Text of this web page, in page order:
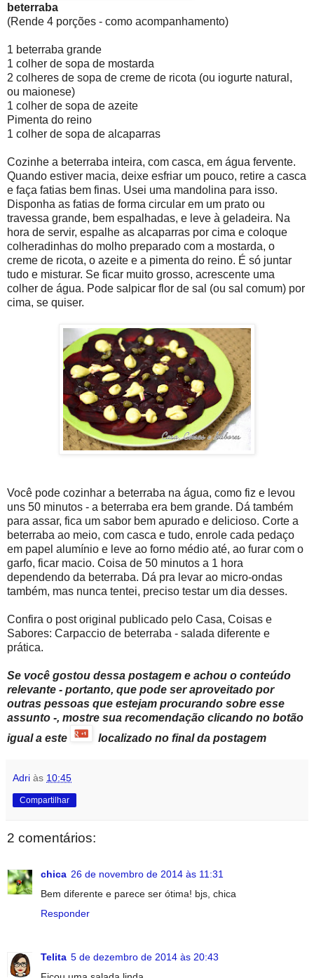
beterraba
(Rende 4 porções - como acompanhamento)
1 beterraba grande
1 colher de sopa de mostarda
2 colheres de sopa de creme de ricota (ou iogurte natural,
ou maionese)
1 colher de sopa de azeite
Pimenta do reino
1 colher de sopa de alcaparras
Cozinhe a beterraba inteira, com casca, em água fervente.
Quando estiver macia, deixe esfriar um pouco, retire a casca
e faça fatias bem finas. Usei uma mandolina para isso.
Disponha as fatias de forma circular em um prato ou
travessa grande, bem espalhadas, e leve à geladeira. Na
hora de servir, espalhe as alcaparras por cima e coloque
colheradinhas do molho preparado com a mostarda, o
creme de ricota, o azeite e a pimenta do reino. É só juntar
tudo e misturar. Se ficar muito grosso, acrescente uma
colher de água. Pode salpicar flor de sal (ou sal comum) por
cima, se quiser.
Você pode cozinhar a beterraba na água, como fiz e levou
uns 50 minutos - a beterraba era bem grande. Dá também
para assar, fica um sabor bem apurado e delicioso. Corte a
beterraba ao meio, com casca e tudo, enrole cada pedaço
em papel alumínio e leve ao forno médio até, ao furar com o
garfo, ficar macio. Coisa de 50 minutos a 1 hora
dependendo da beterraba. Dá pra levar ao micro-ondas
também, mas nunca tentei, preciso testar um dia desses.
Confira o post original publicado pelo Casa, Coisas e
Sabores: Carpaccio de beterraba - salada diferente e
prática.
Se você gostou dessa postagem e achou o conteúdo
relevante - portanto, que pode ser aproveitado por
outras pessoas que estejam procurando sobre esse
assunto -, mostre sua recomendação clicando no botão
igual a este
localizado no final da postagem
Adri às 10:45
Compartilhar
2 comentários:
chica 26 de novembro de 2014 às 11:31
Bem diferente e parece ser ótima! bjs, chica
Responder
Telita 5 de dezembro de 2014 às 20:43